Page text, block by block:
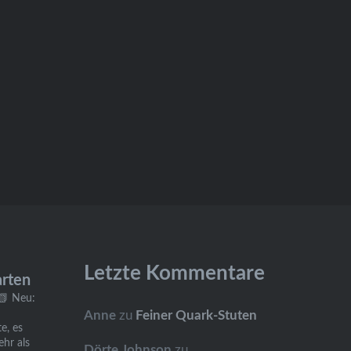
📗 Neu:
es
als
Letzte Kommentare
Anne zu Feiner Quark-Stuten